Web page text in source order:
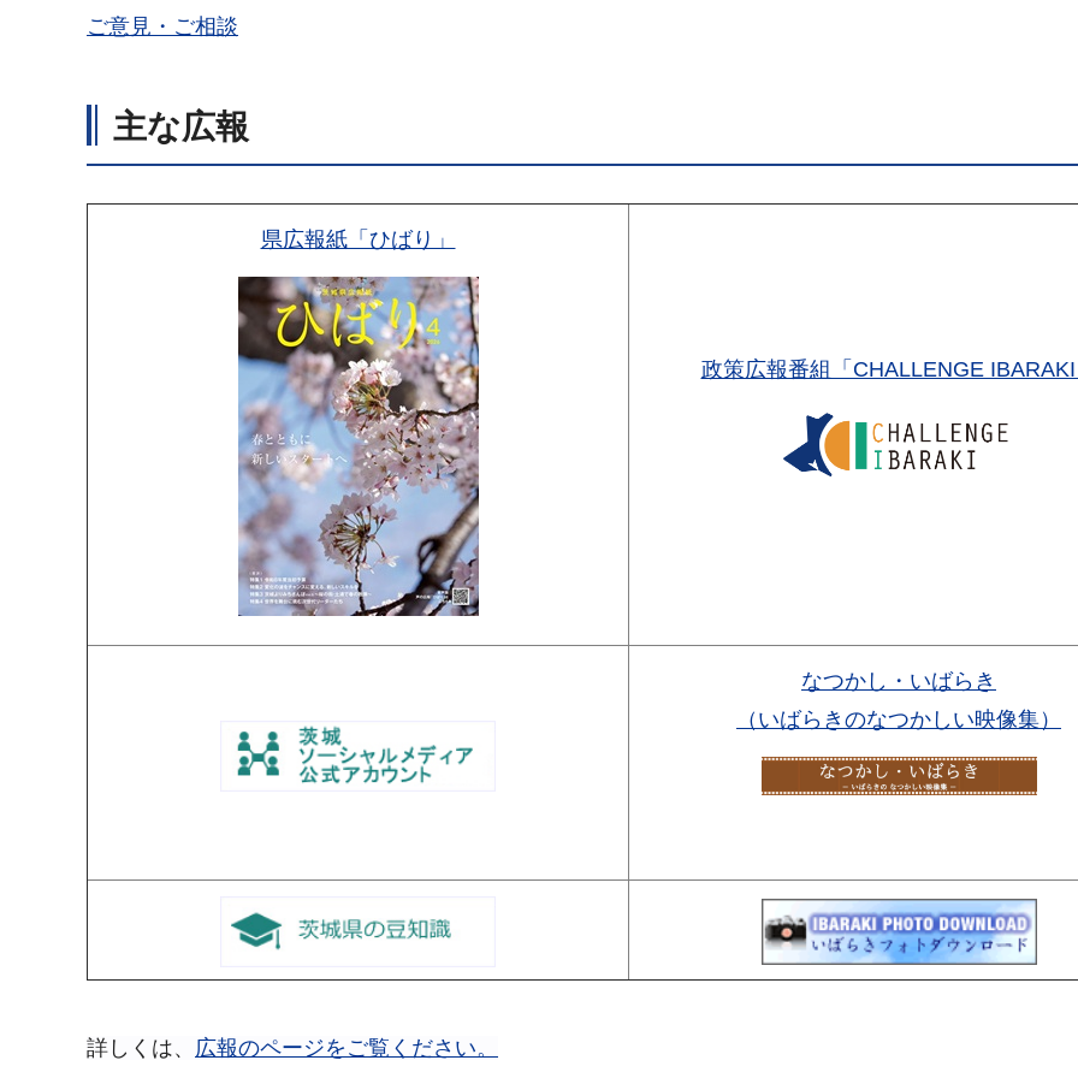
ご意見・ご相談
主な広報
県広報紙「ひばり」
政策広報番組「CHALLENGE
なつかし・いばらき
（いばらきのなつかしい映像集）
詳しくは、 広報のページをご覧ください。